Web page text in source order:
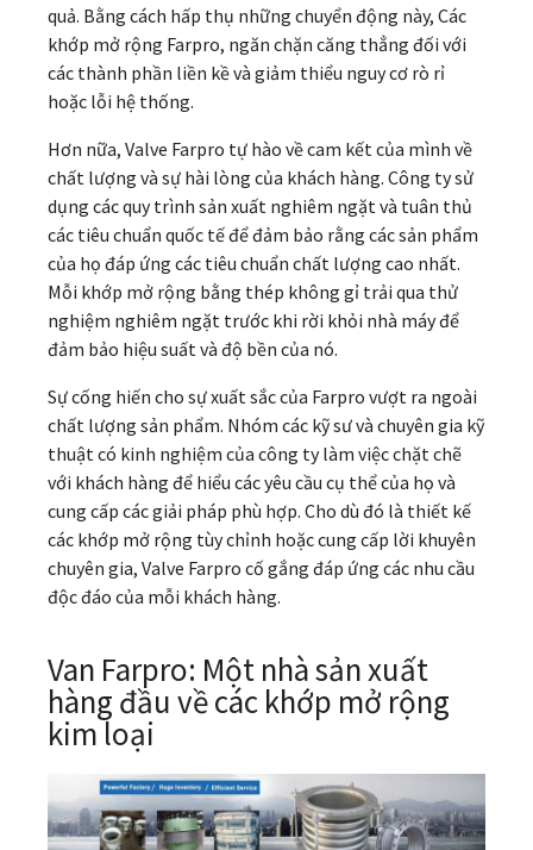
quả. Bằng cách hấp thụ những chuyển động này, Các
khớp mở rộng Farpro, ngăn chặn căng thẳng đối với
các thành phần liền kề và giảm thiểu nguy cơ rò rỉ
hoặc lỗi hệ thống.
Hơn nữa, Valve Farpro tự hào về cam kết của mình về
chất lượng và sự hài lòng của khách hàng. Công ty sử
dụng các quy trình sản xuất nghiêm ngặt và tuân thủ
các tiêu chuẩn quốc tế để đảm bảo rằng các sản phẩm
của họ đáp ứng các tiêu chuẩn chất lượng cao nhất.
Mỗi khớp mở rộng bằng thép không gỉ trải qua thử
nghiệm nghiêm ngặt trước khi rời khỏi nhà máy để
đảm bảo hiệu suất và độ bền của nó.
Sự cống hiến cho sự xuất sắc của Farpro vượt ra ngoài
chất lượng sản phẩm. Nhóm các kỹ sư và chuyên gia kỹ
thuật có kinh nghiệm của công ty làm việc chặt chẽ
với khách hàng để hiểu các yêu cầu cụ thể của họ và
cung cấp các giải pháp phù hợp. Cho dù đó là thiết kế
các khớp mở rộng tùy chỉnh hoặc cung cấp lời khuyên
chuyên gia, Valve Farpro cố gắng đáp ứng các nhu cầu
độc đáo của mỗi khách hàng.
Van Farpro: Một nhà sản xuất
hàng đầu về các khớp mở rộng
kim loại